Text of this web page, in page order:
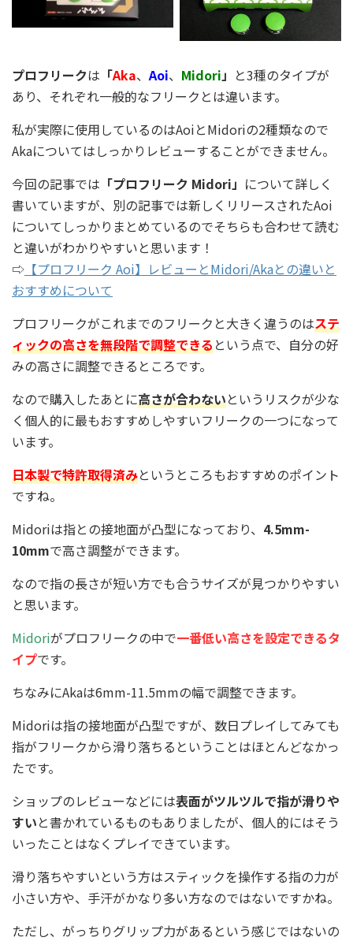
プロフリークは 「Aka、 Aoi、 Midori 」 と3種のタイプが
あり、それぞれ一般的なフリークとは違います。
私が実際に使用しているのはAoiとMidoriの2種類なので
Akaについてはしっかりレビューすることができません。
今回の記事では 「プロフリーク Midori」 について詳しく
書いていますが、別の記事では新しくリリースされたAoi
についてしっかりまとめているのでそちらも合わせて読む
と違いがわかりやすいと思います！
⇨ 【プロフリーク Aoi】レビューとMidori/Akaとの違いと
おすすめについて
プロフリークがこれまでのフリークと大きく違うのはステ
ィックの高さを無段階で調整できるという点で、自分の好
みの高さに調整できるところです。
なので購入したあとに高さが合わないというリスクが少な
く個人的に最もおすすめしやすいフリークの一つになって
います。
日本製で特許取得済みというところもおすすめのポイント
ですね。
Midoriは指との接地面が凸型になっており、 4.5mm-
10mmで高さ調整ができます。
なので指の長さが短い方でも合うサイズが見つかりやすい
と思います。
Midoriがプロフリークの中で一番低い高さを設定できるタ
イプです。
ちなみにAkaは6mm-11.5mmの幅で調整できます。
Midoriは指の接地面が凸型ですが、数日プレイしてみても
指がフリークから滑り落ちるということはほとんどなかっ
たです。
ショップのレビューなどには表面がツルツルで指が滑りや
すいと書かれているものもありましたが、個人的にはそう
いったことはなくプレイできています。
滑り落ちやすいという方はスティックを操作する指の力が
小さい方や、手汗がかなり多い方なのではないですかね。
ただし、がっちりグリップ力があるという感じではないの